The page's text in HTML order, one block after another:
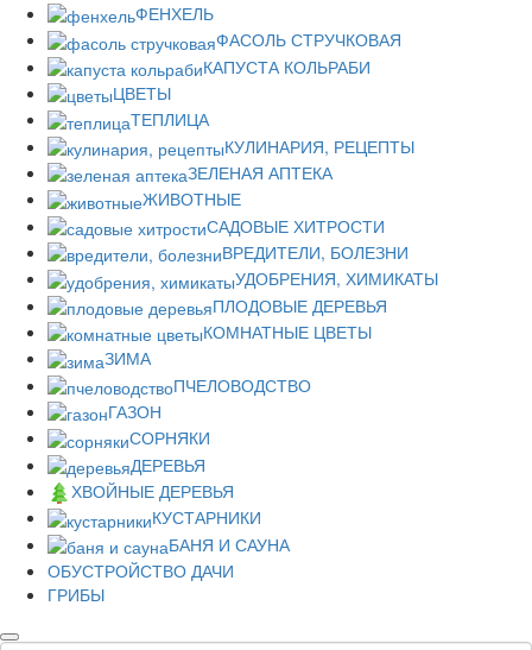
ФЕНХЕЛЬ
ФАСОЛЬ СТРУЧКОВАЯ
КАПУСТА КОЛЬРАБИ
ЦВЕТЫ
ТЕПЛИЦА
КУЛИНАРИЯ, РЕЦЕПТЫ
ЗЕЛЕНАЯ АПТЕКА
ЖИВОТНЫЕ
САДОВЫЕ ХИТРОСТИ
ВРЕДИТЕЛИ, БОЛЕЗНИ
УДОБРЕНИЯ, ХИМИКАТЫ
ПЛОДОВЫЕ ДЕРЕВЬЯ
КОМНАТНЫЕ ЦВЕТЫ
ЗИМА
ПЧЕЛОВОДСТВО
ГАЗОН
СОРНЯКИ
ДЕРЕВЬЯ
ХВОЙНЫЕ ДЕРЕВЬЯ
КУСТАРНИКИ
БАНЯ И САУНА
ОБУСТРОЙСТВО ДАЧИ
ГРИБЫ